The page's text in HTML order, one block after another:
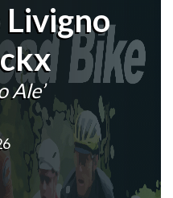
Ale’